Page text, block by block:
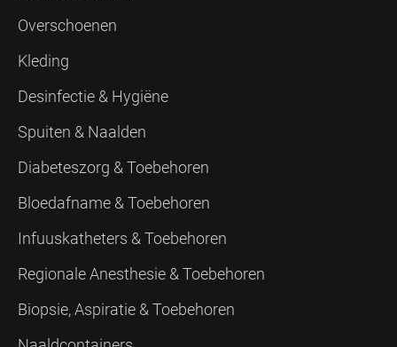
Overschoenen
Kleding
Desinfectie & Hygiëne
Spuiten & Naalden
Diabeteszorg & Toebehoren
Bloedafname & Toebehoren
Infuuskatheters & Toebehoren
Regionale Anesthesie & Toebehoren
Biopsie, Aspiratie & Toebehoren